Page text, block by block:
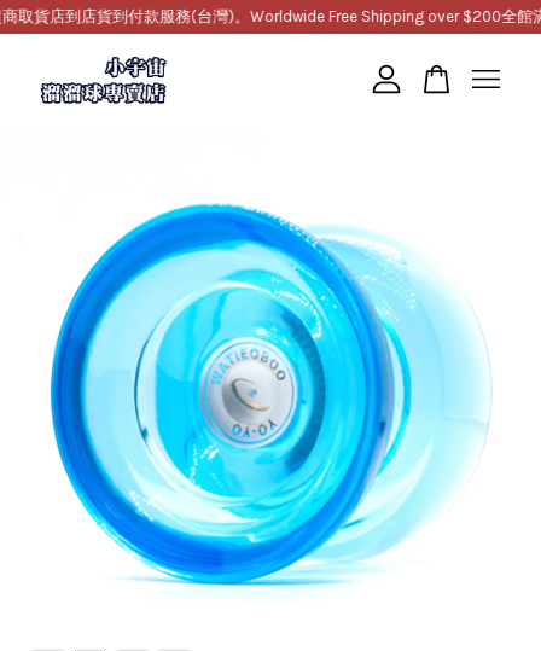
取貨店到店貨到付款服務(台灣)。Worldwide Free Shipping over $200全館滿